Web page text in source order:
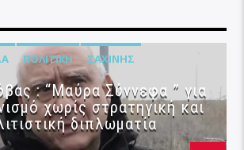
ΠΟΛΙΤΙΚΉ ΣΑΧΊΝΗΣ
: “Μαύρα Σύννεφα ” για
χωρίς στρατηγική και
διπλωματία